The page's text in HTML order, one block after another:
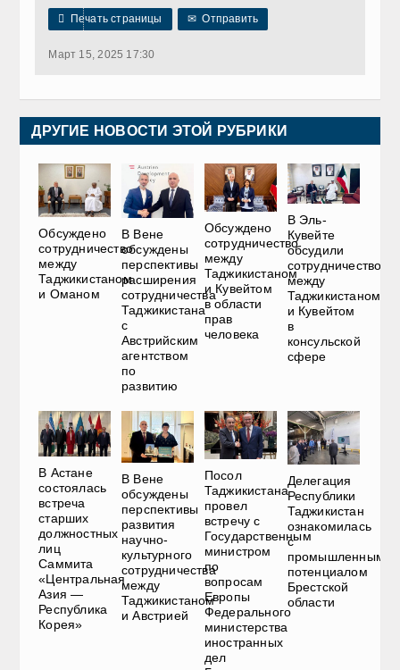
 Печать страницы ✉ Отправить
Март 15, 2025 17:30
ДРУГИЕ НОВОСТИ ЭТОЙ РУБРИКИ
Обсуждено
сотрудничество
между
Таджикистаном
и Оманом
В Вене
обсуждены
перспективы
расширения
сотрудничества
Таджикистана
с
Австрийским
агентством
по
развитию
Обсуждено
сотрудничество
между
Таджикистаном
и Кувейтом
в области
прав
человека
В Эль-
Кувейте
обсудили
сотрудничество
между
Таджикистаном
и Кувейтом
в
консульской
сфере
В Астане
состоялась
встреча
старших
должностных
лиц
Саммита
«Центральная
Азия —
Республика
Корея»
В Вене
обсуждены
перспективы
развития
научно-
культурного
сотрудничества
между
Таджикистаном
и Австрией
Посол
Таджикистана
провел
встречу с
Государственным
министром
по
вопросам
Европы
Федерального
министерства
иностранных
дел
Делегация
Республики
Таджикистан
ознакомилась
с
промышленным
потенциалом
Брестской
области